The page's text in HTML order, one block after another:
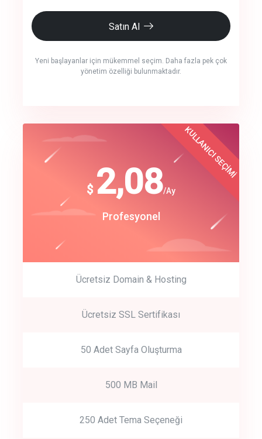
Satın Al
Yeni başlayanlar için mükemmel seçim. Daha fazla pek çok
yönetim özelliği bulunmaktadır.
crm auto cync
track energy costs
Get Started
Start by trying our service for 30 days free trial no credit card
$ 2,08/Ay
Profesyonel
KULLANICI SEÇİMİ
Ücretsiz Domain & Hosting
Ücretsiz SSL Sertifikası
50 Adet Sayfa Oluşturma
500 MB Mail
250 Adet Tema Seçeneği
$
180
Start Up
Best Choice